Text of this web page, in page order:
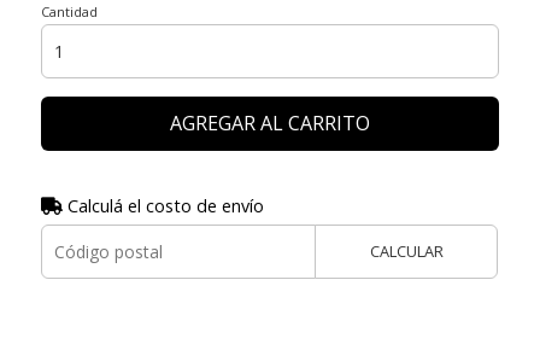
Cantidad
AGREGAR AL CARRITO
Calculá el costo de envío
CALCULAR